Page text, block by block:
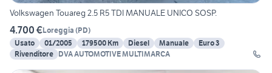
Volkswagen Touareg 2.5 R5 TDI MANUALE UNICO SOSP.
4.700 €Loreggia (PD)
Usato
01/2005 179500 Km Diesel Manuale
Euro 3
Rivenditore DVA AUTOMOTIVE MULTIMARCA